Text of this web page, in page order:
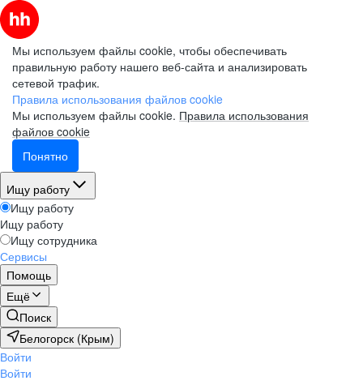
Мы используем файлы cookie, чтобы обеспечивать
правильную работу нашего веб-сайта и анализировать
сетевой трафик.
Правила использования файлов cookie
Мы используем файлы cookie. Правила использования
файлов cookie
Понятно
Ищу работу
Ищу работу
Ищу работу
Ищу сотрудника
Сервисы
Помощь
Ещё
Поиск
Белогорск (Крым)
Войти
Войти